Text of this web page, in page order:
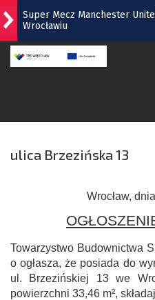
Super Mecz Manchester
Wrocławiu
Zaćmienie Słońca – 12
W Rynku trwa Wrocławska
ulica Brzezińska 13
Wrocław,
Towarzystwo Budownictwa
o ogłasza, że posiada do
ul. Brzezińskiej 13 we
powierzchni 33,46 m²,